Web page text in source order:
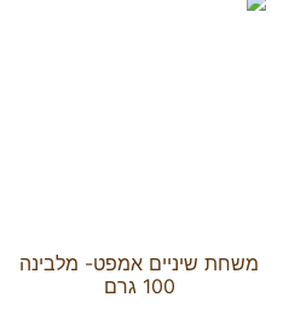
משחת שיניים אמפט- מלבינה
100 גרם